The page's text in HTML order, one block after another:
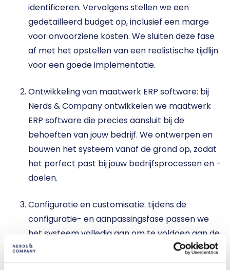
identificeren. Vervolgens stellen we een
gedetailleerd budget op, inclusief een marge
voor onvoorziene kosten. We sluiten deze fase
af met het opstellen van een realistische tijdlijn
voor een goede implementatie.
Ontwikkeling van maatwerk ERP software: bij
Nerds & Company ontwikkelen we maatwerk
ERP software die precies aansluit bij de
behoeften van jouw bedrijf. We ontwerpen en
bouwen het systeem vanaf de grond op, zodat
het perfect past bij jouw bedrijfsprocessen en -
doelen.
Configuratie en customisatie: tijdens de
configuratie- en aanpassingsfase passen we
het systeem volledig aan om te voldoen aan de
bedrijfsvoering van jouw organisatie. We